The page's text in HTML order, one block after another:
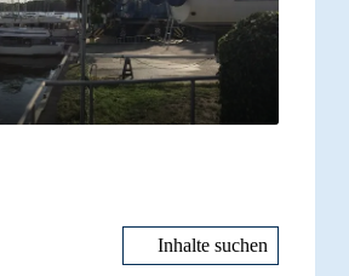
Inhalte suchen